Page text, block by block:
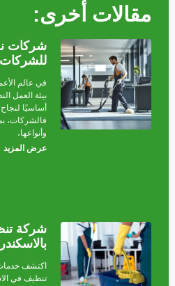
مقالات أخرى:
شركات
للشركات
في عالم
بيئة العمل
أساسيًا
فالشركات،
وأنواعها،
عرض المزيد
شركة
اكتشف
تنظيف في